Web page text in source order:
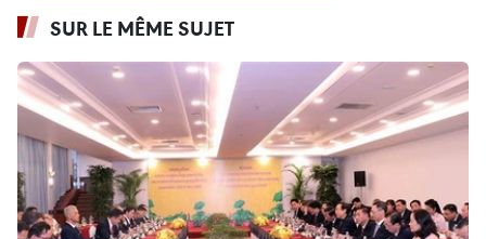
SUR LE MÊME SUJET